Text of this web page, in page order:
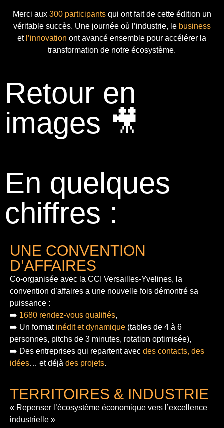
Merci aux 300 participantsqui ont fait de cette édition un
véritable succès. Une journée où l’industrie, le business
et l’innovation ont avancé ensemble pour accélérer la
transformation de notre écosystème.
Retour en
images 🎥
En quelques
chiffres :
UNE CONVENTION
D’AFFAIRES
Co-organisée avec la CCI Versailles-Yvelines, la
convention d’affaires a une nouvelle fois démontré sa
puissance :
➡️ 1680 rendez-vous qualifiés,
➡️ Un format inédit et dynamique (tables de 4 à 6
personnes, pitchs de 3 minutes, rotation optimisée),
➡️ Des entreprises qui repartent avec des contacts, des
idées… et déjà des projets.
TERRITOIRES & INDUSTRIE
« Repenser l’écosystème économique vers l’excellence
industrielle »